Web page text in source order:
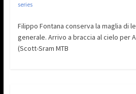
series
Filippo Fontana conserva la maglia di
generale. Arrivo a braccia al cielo per
(Scott-Sram MTB